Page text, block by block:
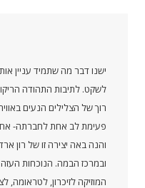
ישנו דבר מה שתמיד עניין
לשקט. לתיבות התהודה
רוך של הצלילים הנעים
פעימת לב אחת לחברתה-
והנה באה יצירה זו של רון
ובמרכז הבמה. הנוכחות
המוזיקה לזיכרון,